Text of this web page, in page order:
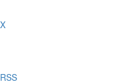
X
RSS